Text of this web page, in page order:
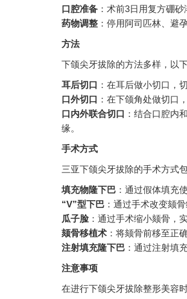
口腔准备 ：术前3日用复方硼
药物调整 ：停用阿司匹林、避
方法
下颌尖牙拔除的方法多样，以
耳后切口 ：在耳后做小切口，
口外切口 ：在下颌角处做切口
口内外联合切口 ：结合口腔内
缘。
手术方式
三亚下颌尖牙拔除的手术方式
填充物隆下巴 ：通过假体填充
“V”型下巴 ：通过手术改变颏骨
瓜子脸：通过手术缩小颏骨，
颏骨移植术 ：将颏骨前移至正
注射填充隆下巴 ：通过注射填
注意事项
在进行下颌尖牙拔除整形美容